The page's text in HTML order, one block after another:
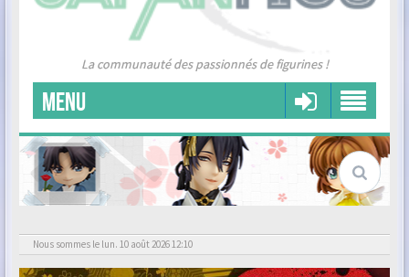
La communauté des passionnés de figurines !
MENU
Nous sommes le lun. 10 août 2026 12:10